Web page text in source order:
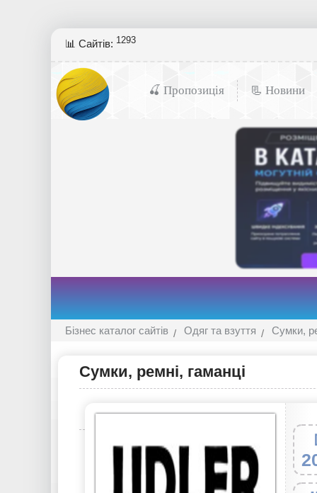
📊 Сайтів: 1293
🍒 Пропозиція 📃 Новини
Бізнес каталог сайтів Одяг та взуття Сумки,
Сумки, ремні, гаманці